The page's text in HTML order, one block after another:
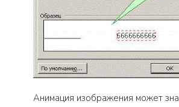
Анимация изображения может